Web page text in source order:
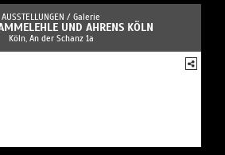
AUSSTELLUNGEN / Galerie
UND AHRENS KÖLN
Köln, An der Schanz 1a